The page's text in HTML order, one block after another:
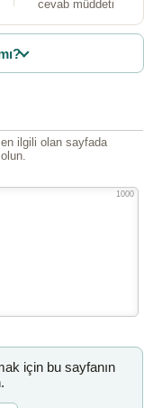
cevab müddeti
en ilgili olan sayfada
1000
için bu sayfanın